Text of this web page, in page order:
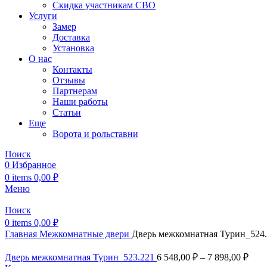
Скидка участникам СВО
Услуги
Замер
Доставка
Установка
О нас
Контакты
Отзывы
Партнерам
Наши работы
Статьи
Еще
Ворота и рольставни
Поиск
0 Избранное
0 items 0,00 ₽
Меню
Поиск
0 items 0,00 ₽
Главная Межкомнатные двери Дверь межкомнатная
Дверь межкомнатная Турин_523.221 6 548,00 ₽ – 7 898,00 ₽